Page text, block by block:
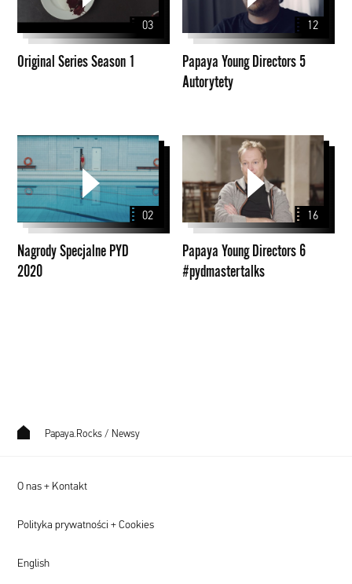
03
Original Series Season 1
Autorytety
12
Papaya Young Directors 5
Autorytety
Nagrody
Specjalne
PYD
02
Nagrody Specjalne PYD
2020
Papaya
Directors
6
#pydmastertalks
16
Papaya Young Directors 6
#pydmastertalks
Papaya.Rocks / Newsy
O nas + Kontakt
Polityka prywatności + Cookies
English